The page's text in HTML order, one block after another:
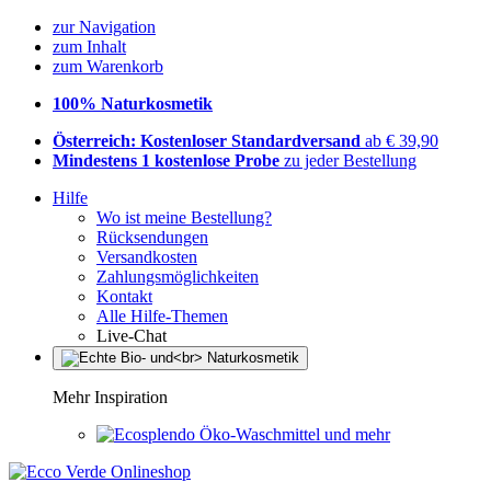
zur Navigation
zum Inhalt
zum Warenkorb
100% Naturkosmetik
Österreich: Kostenloser Standardversand ab € 39,90
Mindestens 1 kostenlose Probe zu jeder Bestellung
Hilfe
Wo ist meine Bestellung?
Rücksendungen
Versandkosten
Zahlungsmöglichkeiten
Kontakt
Alle Hilfe-Themen
Live-Chat
Mehr Inspiration
Öko-Waschmittel und mehr